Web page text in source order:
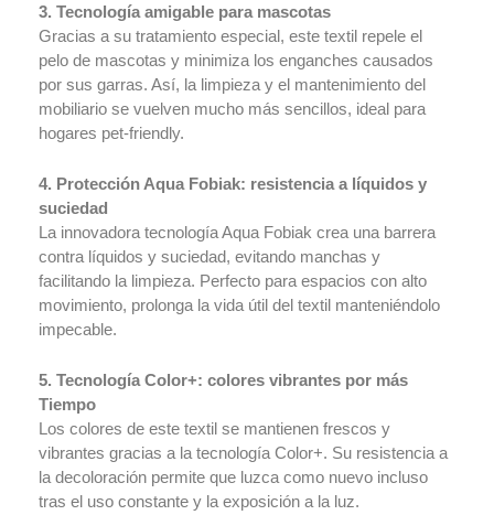
Oekotex
Venta
Online
Blog
X
3. Tecnología amigable para mascotas
Gracias a su tratamiento especial, este textil repele el
pelo de mascotas y minimiza los enganches causados
por sus garras. Así, la limpieza y el mantenimiento del
mobiliario se vuelven mucho más sencillos, ideal para
hogares pet-friendly.
4. Protección Aqua Fobiak: resistencia a líquidos y
suciedad
La innovadora tecnología Aqua Fobiak crea una barrera
contra líquidos y suciedad, evitando manchas y
facilitando la limpieza. Perfecto para espacios con alto
movimiento, prolonga la vida útil del textil manteniéndolo
impecable.
5. Tecnología Color+: colores vibrantes por más
Tiempo
Los colores de este textil se mantienen frescos y
vibrantes gracias a la tecnología Color+. Su resistencia a
la decoloración permite que luzca como nuevo incluso
tras el uso constante y la exposición a la luz.